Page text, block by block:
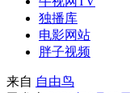
独播库
电影网站
胖子视频
来自 自由鸟